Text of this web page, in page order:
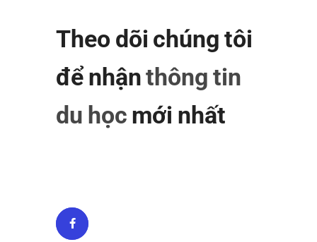
Theo dõi chúng tôi
để nhậnthông tin
du học mới nhất